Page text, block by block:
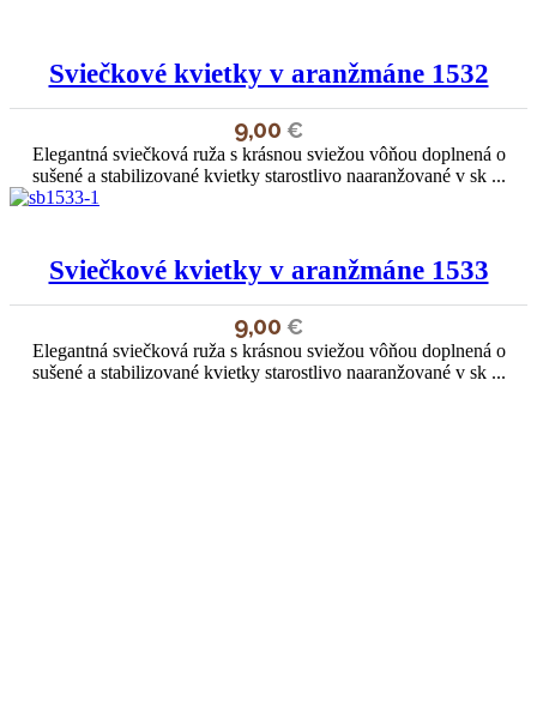
Sviečkové kvietky v aranžmáne 1532
9,00 €
Elegantná sviečková ruža s krásnou sviežou vôňou doplnená o
sušené a stabilizované kvietky starostlivo naaranžované v sk ...
Sviečkové kvietky v aranžmáne 1533
9,00 €
Elegantná sviečková ruža s krásnou sviežou vôňou doplnená o
sušené a stabilizované kvietky starostlivo naaranžované v sk ...